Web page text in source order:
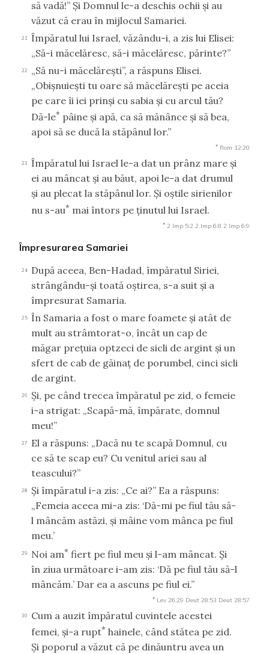
să vadă!” Şi Domnul le-a deschis ochii şi au
văzut că erau în mijlocul Samariei.
21
Împăratul lui Israel, văzându-i, a zis lui Elisei:
„Să-i măcelăresc, să-i măcelăresc, părinte?”
22
„Să nu-i măcelăreşti”, a răspuns Elisei.
„Obişnuieşti tu oare să măcelăreşti pe aceia
pe care îi iei prinşi cu sabia şi cu arcul tău?
Dă-le* pâine şi apă, ca să mănânce şi să bea,
apoi să se ducă la stăpânul lor.”
* Rom 12:20
23
Împăratul lui Israel le-a dat un prânz mare şi
ei au mâncat şi au băut, apoi le-a dat drumul
şi au plecat la stăpânul lor. Şi oştile sirienilor
nu s-au* mai întors pe ţinutul lui Israel.
* 2 Imp 5:2 2 Imp 6:8 2 Imp 6:9
Împresurarea Samariei
24
După aceea, Ben-Hadad, împăratul Siriei,
strângându-şi toată oştirea, s-a suit şi a
împresurat Samaria.
25 În Samaria a fost o mare foamete şi atât de
mult au strâmtorat-o, încât un cap de
măgar preţuia optzeci de sicli de argint şi un
sfert de cab de găinaţ de porumbel, cinci sicli
de argint.
26
Şi, pe când trecea împăratul pe zid, o femeie
i-a strigat: „Scapă-mă, împărate, domnul
meu!”
27
El a răspuns: „Dacă nu te scapă Domnul, cu
ce să te scap eu? Cu venitul ariei sau al
teascului?”
28
Şi împăratul i-a zis: „Ce ai?” Ea a răspuns:
„Femeia aceea mi-a zis: ‘Dă-mi pe fiul tău să-
l mâncăm astăzi, şi mâine vom mânca pe fiul
meu.’
29 Noi am* fiert pe fiul meu şi l-am mâncat. Şi
în ziua următoare i-am zis: ‘Dă pe fiul tău să-l
mâncăm.’ Dar ea a ascuns pe fiul ei.”
* Lev 26:29 Deut 28:53 Deut 28:57
30
Cum a auzit împăratul cuvintele acestei
femei, şi-a rupt* hainele, când stătea pe zid.
Şi poporul a văzut că pe dinăuntru avea un